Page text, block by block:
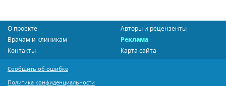
О проекте
Авторы и рецензенты
Врачам и клиникам
Реклама
Контакты
Карта сайта
Сообщить об ошибке
Политика конфиденциальности